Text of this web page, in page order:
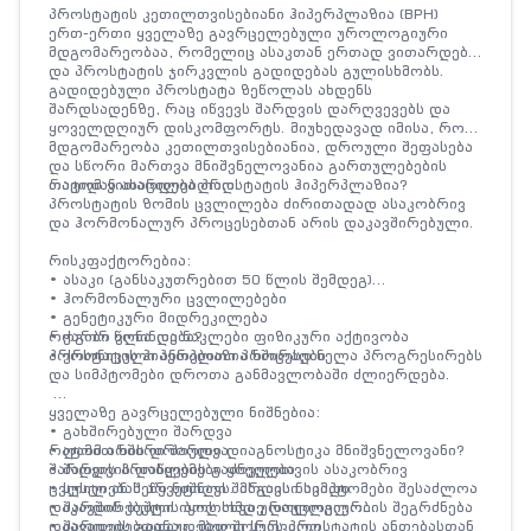
პროსტატის კეთილთვისებიანი ჰიპერპლაზია (BPH)
ერთ-ერთი ყველაზე გავრცელებული უროლოგიური
მდგომარეობაა, რომელიც ასაკთან ერთად ვითარდება
და პროსტატის ჯირკვლის გადიდებას გულისხმობს.
გადიდებული პროსტატა ზეწოლას ახდენს
შარდსადენზე, რაც იწვევს შარდვის დარღვევებს და
ყოველდღიურ დისკომფორტს. მიუხედავად იმისა, რომ
მდგომარეობა კეთილთვისებიანია, დროული შეფასება
და სწორი მართვა მნიშვნელოვანია გართულებების
თავიდან ასაცილებლად.
რატომ ვითარდება პროსტატის ჰიპერპლაზია?
პროსტატის ზომის ცვლილება ძირითადად ასაკობრივ
და ჰორმონალურ პროცესებთან არის დაკავშირებული.
რისკფაქტორებია:
• ასაკი (განსაკუთრებით 50 წლის შემდეგ)
• ჰორმონალური ცვლილებები
• გენეტიკური მიდრეკილება
• ჭარბი წონა და ნაკლები ფიზიკური აქტივობა
• ქრონიკული ანთებითი პროცესები
როგორ ვლინდება?
პროსტატის ჰიპერპლაზია ხშირად ნელა პროგრესირებს
და სიმპტომები დროთა განმავლობაში ძლიერდება.
ყველაზე გავრცელებული ნიშნებია:
• გახშირებული შარდვა
• ღამით ხშირი შარდვა
• შარდვის დაწყების გაძნელება
• სუსტი ან შეწყვეტილი შარდის ნაკადი
• შარდის ბუშტის ბოლომდე დაუცლელობის შეგრძნება
• შარდვის გადაუდებელი სურვილი
რატომ არის დროული დიაგნოსტიკა მნიშვნელოვანი?
შარდვის პრობლემები ყოველთვის ასაკობრივ
ცვლილებას არ ნიშნავს. მსგავსი სიმპტომები შესაძლოა
დაკავშირებული იყოს სხვა უროლოგიურ
დაავადებებთანაც, მათ შორის პროსტატის ანთებასთან